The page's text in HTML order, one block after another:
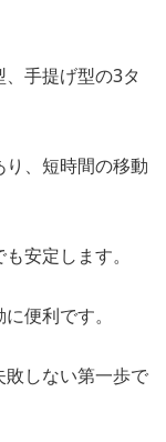
手提げ型の3タ
、短時間の移動
安定します。
便利です。
敗しない第一歩で